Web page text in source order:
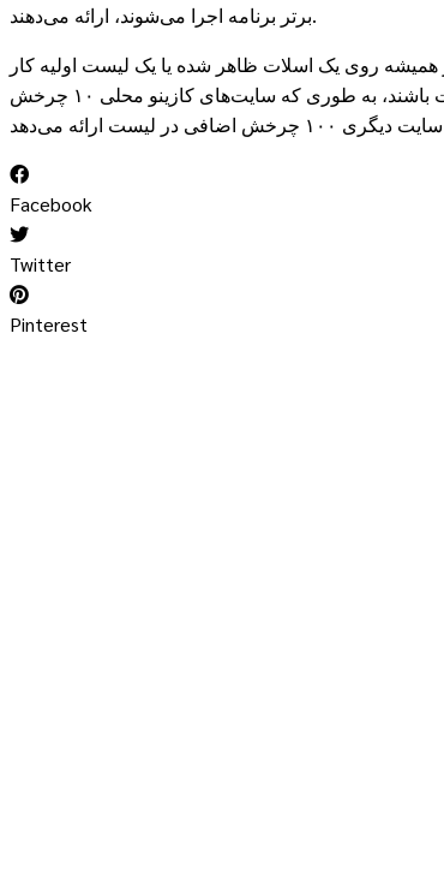
برتر برنامه اجرا می‌شوند، ارائه می‌دهند.
همیشه روی یک اسلات ظاهر شده یا یک لیست اولیه کار
می‌کند. این‌ها نشان‌دهنده‌ی نوع ممتاز چرخش‌های رایگان ۱۰۰٪ بدون سپرده هستند. جدیدترین پیشنهادات نیز می‌توانند به طور قابل توجهی متفاوت باشند، به طوری که سایت‌های کازینو محلی ۱۰ چرخش
Facebook
Twitter
Pinterest